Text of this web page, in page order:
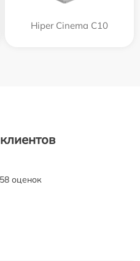
Hiper Cinema C10
оценок